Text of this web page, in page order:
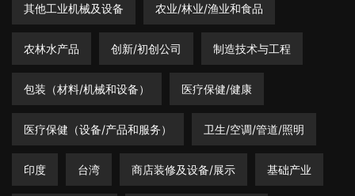
其他工业机械及设备 农业/林业/渔业和食品
农林水产品 创新/初创公司 制造技术与工程
包装（材料/机械和设备） 医疗保健/健康
医疗保健（设备/产品和服务） 卫生/空调/管道/照明
印度 台湾 商店装修及设备/展示 基础产业